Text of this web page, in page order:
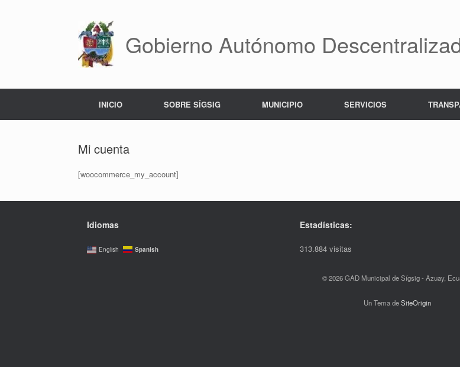
Gobierno Autónomo
INICIO SOBRE SÍGSIG MUNICIPIO SERVICIOS
Mi cuenta
[woocommerce_my_account]
Idiomas
English Spanish
Estadísticas:
313.884 visitas
© 2026 GAD Municipal de Sígsig - Azuay,
Un Tema deSiteOrigin